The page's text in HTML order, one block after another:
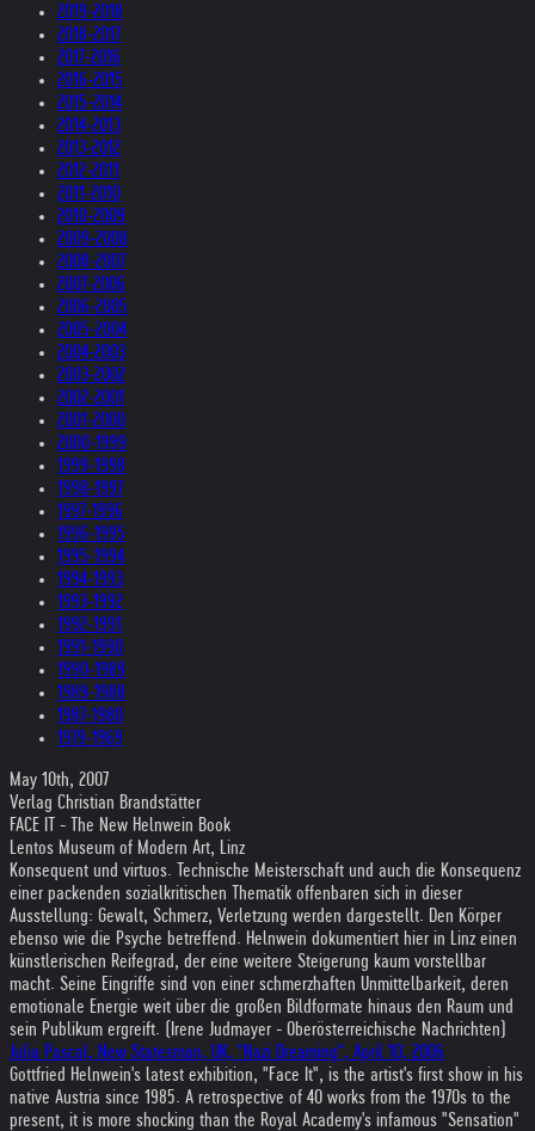
2019-2018
2018-2017
2017-2016
2016-2015
2015-2014
2014-2013
2013-2012
2012-2011
2011-2010
2010-2009
2009-2008
2008-2007
2007-2006
2006-2005
2005-2004
2004-2003
2003-2002
2002-2001
2001-2000
2000-1999
1999-1998
1998-1997
1997-1996
1996-1995
1995-1994
1994-1993
1993-1992
1992-1991
1991-1990
1990-1989
1989-1988
1987-1980
1979-1969
May 10th, 2007
Verlag Christian Brandstätter
FACE IT - The New Helnwein Book
Lentos Museum of Modern Art, Linz
Konsequent und virtuos. Technische Meisterschaft und auch die Konsequenz
einer packenden sozialkritischen Thematik offenbaren sich in dieser
Ausstellung: Gewalt, Schmerz, Verletzung werden dargestellt. Den Körper
ebenso wie die Psyche betreffend. Helnwein dokumentiert hier in Linz einen
künstlerischen Reifegrad, der eine weitere Steigerung kaum vorstellbar
macht. Seine Eingriffe sind von einer schmerzhaften Unmittelbarkeit, deren
emotionale Energie weit über die großen Bildformate hinaus den Raum und
sein Publikum ergreift. (Irene Judmayer - Oberösterreichische Nachrichten)
Julia Pascal, New Statesman, UK, "Nazi Dreaming", April 10, 2006
Gottfried Helnwein's latest exhibition, "Face It", is the artist's first show in his
native Austria since 1985. A retrospective of 40 works from the 1970s to the
present, it is more shocking than the Royal Academy's infamous "Sensation"